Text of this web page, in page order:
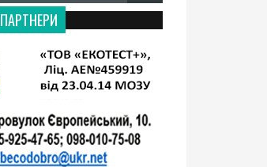
ПАРТНЕРИ